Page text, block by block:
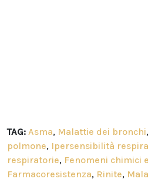
TAG: Asma, Malattie dei bronchi,
polmone, Ipersensibilità
respiratorie, Fenomeni chimici
Farmacoresistenza, Rinite,